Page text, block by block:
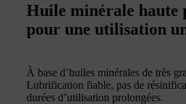
Huile minérale haute
pour une utilisation
À base d’huiles minérales de très
Lubrification fiable, pas de
durées d’utilisation prolongées.